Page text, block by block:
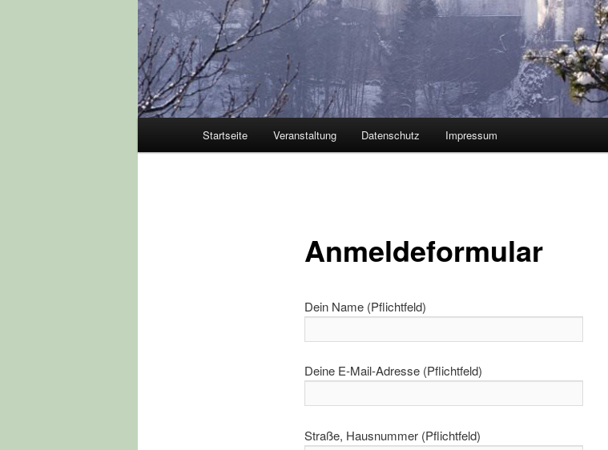
Startseite Veranstaltung Datenschutz Impressum
Anmeldeformular
Dein Name (Pflichtfeld)
Deine E-Mail-Adresse (Pflichtfeld)
Straße, Hausnummer (Pflichtfeld)